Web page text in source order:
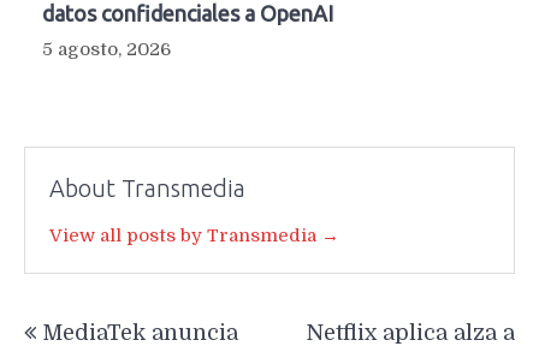
datos confidenciales a OpenAI
5 agosto, 2026
About Transmedia
View all posts by Transmedia →
MediaTek anuncia
Netflix aplica alza a